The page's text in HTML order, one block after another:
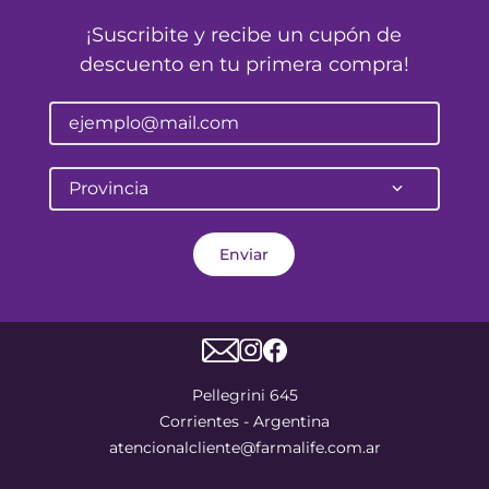
¡Suscribite y recibe un cupón de
descuento en tu primera compra!
Provincia
Enviar
Pellegrini 645
Corrientes - Argentina
atencionalcliente@farmalife.com.ar